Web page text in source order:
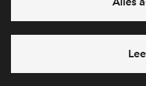
Heb je een vraag en wil je